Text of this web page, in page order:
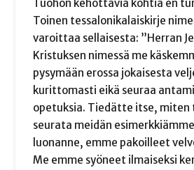
Tuohon kehottavia kohtia en
Toinen tessalonikalaiskirje
varoittaa sellaisesta: ”Herran
Kristuksen nimessä me
pysymään erossa jokaisesta
kurittomasti eikä seuraa
opetuksia. Tiedätte itse, miten
seurata meidän
luonanne, emme pakoilleet
Me emme syöneet ilmaiseksi